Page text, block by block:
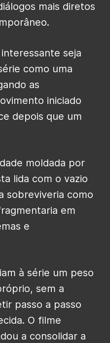
mais diretos
seja
como uma
as
iniciado
depois que um
moldada por
lida com o vazio
sobreviveria como
em
e
à série um peso
sem a
passo a passo
O filme
a consolidar a